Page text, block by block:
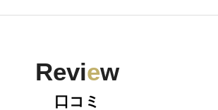
Review
口コミ